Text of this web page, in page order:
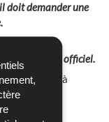
doit demander une
recevoir
du diplôme officiel.
documents à